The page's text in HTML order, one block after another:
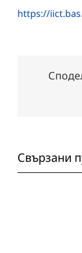
https://
Свързани